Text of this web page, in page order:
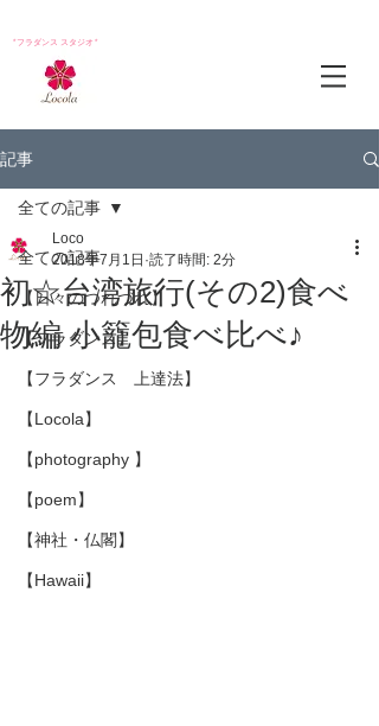
*フラダンス スタジオ*
記事
全ての記事
【日々のつれづれ】
【フラダンス】
【フラダンス 上達法】
【Locola】
【photography 】
【poem】
【神社・仏閣】
【Hawaii】
全ての記事
初☆台湾旅行(その2)食べ
物編 小籠包食べ比べ♪
Loco
2018年7月1日 読了時間: 2分